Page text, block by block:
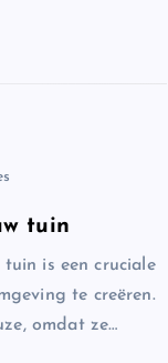
tuin
is een cruciale
te creëren.
omdat ze…